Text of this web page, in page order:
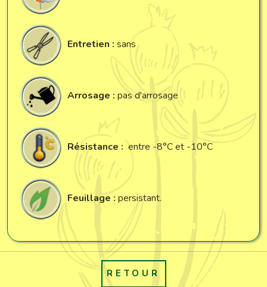
Entretien : sans
Arrosage : pas d'arrosage
Résistance : entre -8°C et -10°C
Feuillage : persistant.
RETOUR